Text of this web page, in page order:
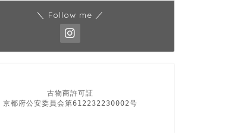
＼ Follow me ／
古物商許可証
京都府公安委員会第612232230002号